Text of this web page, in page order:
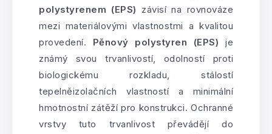
polystyrenem (EPS) závisí na rovnováze
mezi materiálovými vlastnostmi a kvalitou
provedení. Pěnový polystyren (EPS) je
známý svou trvanlivostí, odolností proti
biologickému rozkladu, stálostí
tepelněizolačních vlastností a minimální
hmotnostní zátěží pro konstrukci. Ochranné
vrstvy tuto trvanlivost převádějí do